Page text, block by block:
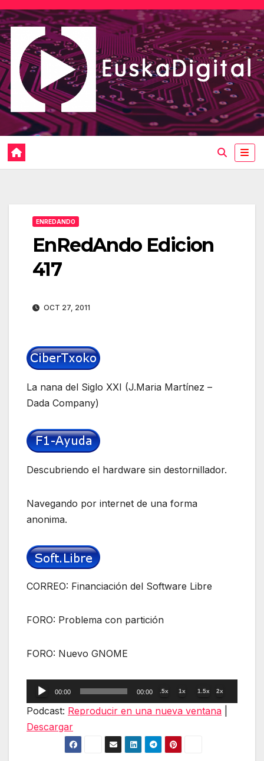
Saltar
al
contenido
ENREDANDO
EnRedAndo Edicion
417
OCT 27, 2011
La nana del Siglo XXI (J.Maria Martínez –
Dada Company)
Descubriendo el hardware sin destornillador.
Navegando por internet de una forma
anonima.
CORREO: Financiación del Software Libre
FORO: Problema con partición
FORO: Nuevo GNOME
Reproductor
de
00:00 00:00 .5x 1x 1.5x 2x
Podcast: Reproducir en una nueva ventana
Descargar